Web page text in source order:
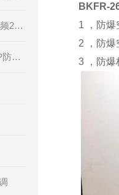
冷暖型BKFR-50/220V格力定频2匹防爆空调
定频格力BKFR-35/220V 1.5P防爆空调
BKFR-
1 ，防爆
2 ，防爆
3 ，防爆